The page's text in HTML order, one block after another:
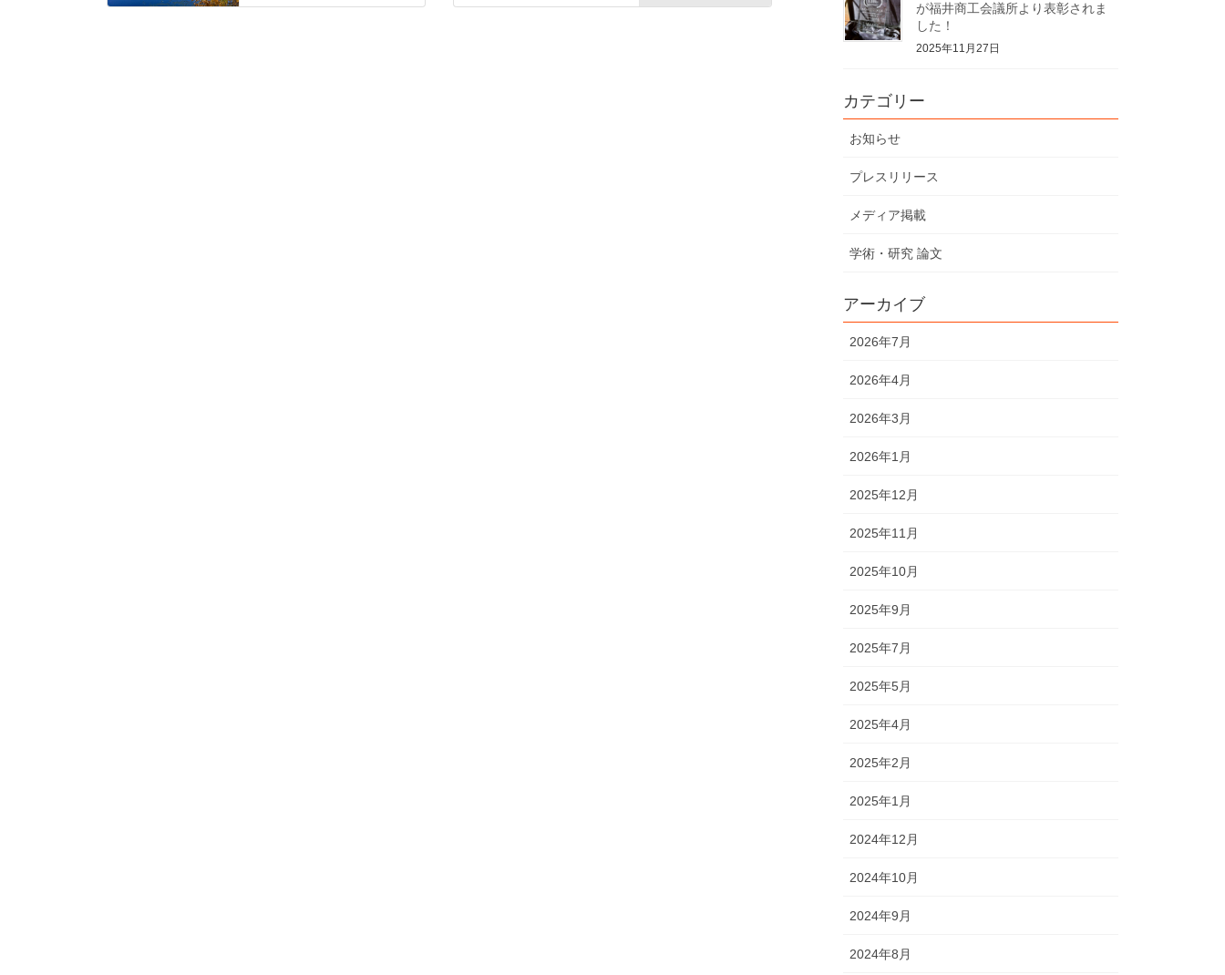
が福井商工会議所より表彰されま
した！
2025年11月27日
カテゴリー
お知らせ
プレスリリース
メディア掲載
学術・研究 論文
アーカイブ
2026年7月
2026年4月
2026年3月
2026年1月
2025年12月
2025年11月
2025年10月
2025年9月
2025年7月
2025年5月
2025年4月
2025年2月
2025年1月
2024年12月
2024年10月
2024年9月
2024年8月